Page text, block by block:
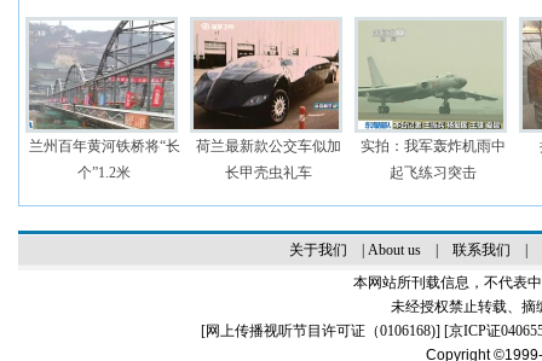
兰州百年黄河铁桥将“长
个”1.2米
荷兰最新款公交车似加
长甲壳虫礼车
实拍：我军轰炸机雨中
起飞练习突击
关于我们 About us| 联系我们
本网站所刊载信息，不代表
未经授权禁止转载、摘
[网上传播视听节目许可证（0106168)] [京ICP证
Copyright